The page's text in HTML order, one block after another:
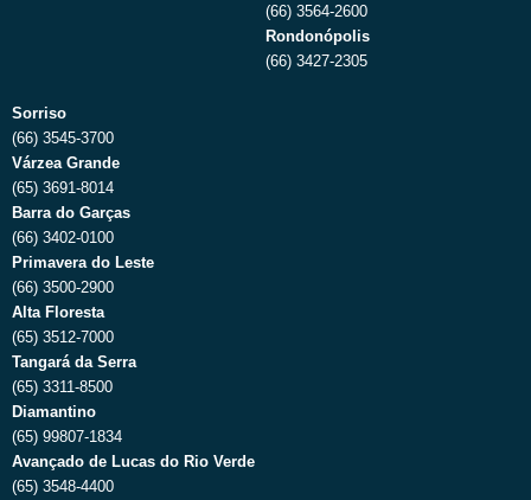
(66) 3564-2600
Rondonópolis
(66) 3427-2305
Sorriso
(66) 3545-3700
Várzea Grande
(65) 3691-8014
Barra do Garças
(66) 3402-0100
Primavera do Leste
(66) 3500-2900
Alta Floresta
(65) 3512-7000
Tangará da Serra
(65) 3311-8500
Diamantino
(65) 99807-1834
Avançado de Lucas do Rio Verde
(65) 3548-4400